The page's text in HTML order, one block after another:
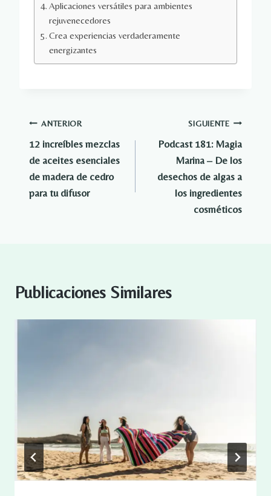
Aplicaciones versátiles para ambientes
rejuvenecedores
Crea experiencias verdaderamente
energizantes
Navegación
de
entradas
ANTERIOR
12 increíbles mezclas
de aceites esenciales
de madera de cedro
para tu difusor
SIGUIENTE
Podcast 181: Magia
Marina – De los
desechos de algas a
los ingredientes
cosméticos
Publicaciones Similares